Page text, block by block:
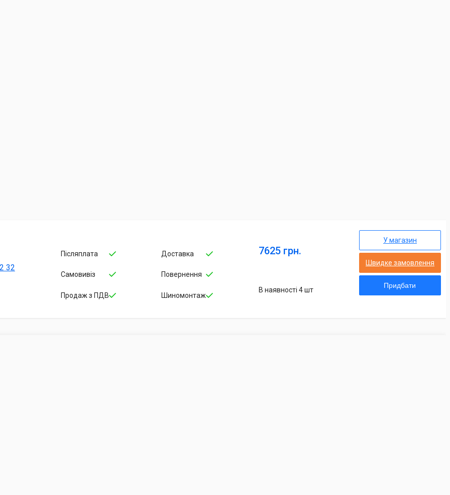
32
Післяплата
Самовивіз
Продаж з ПДВ
Доставка
Повернення
Шиномонтаж
7625 грн.
В наявності 4 шт
У магазин
Швидке замовлення
Придбати